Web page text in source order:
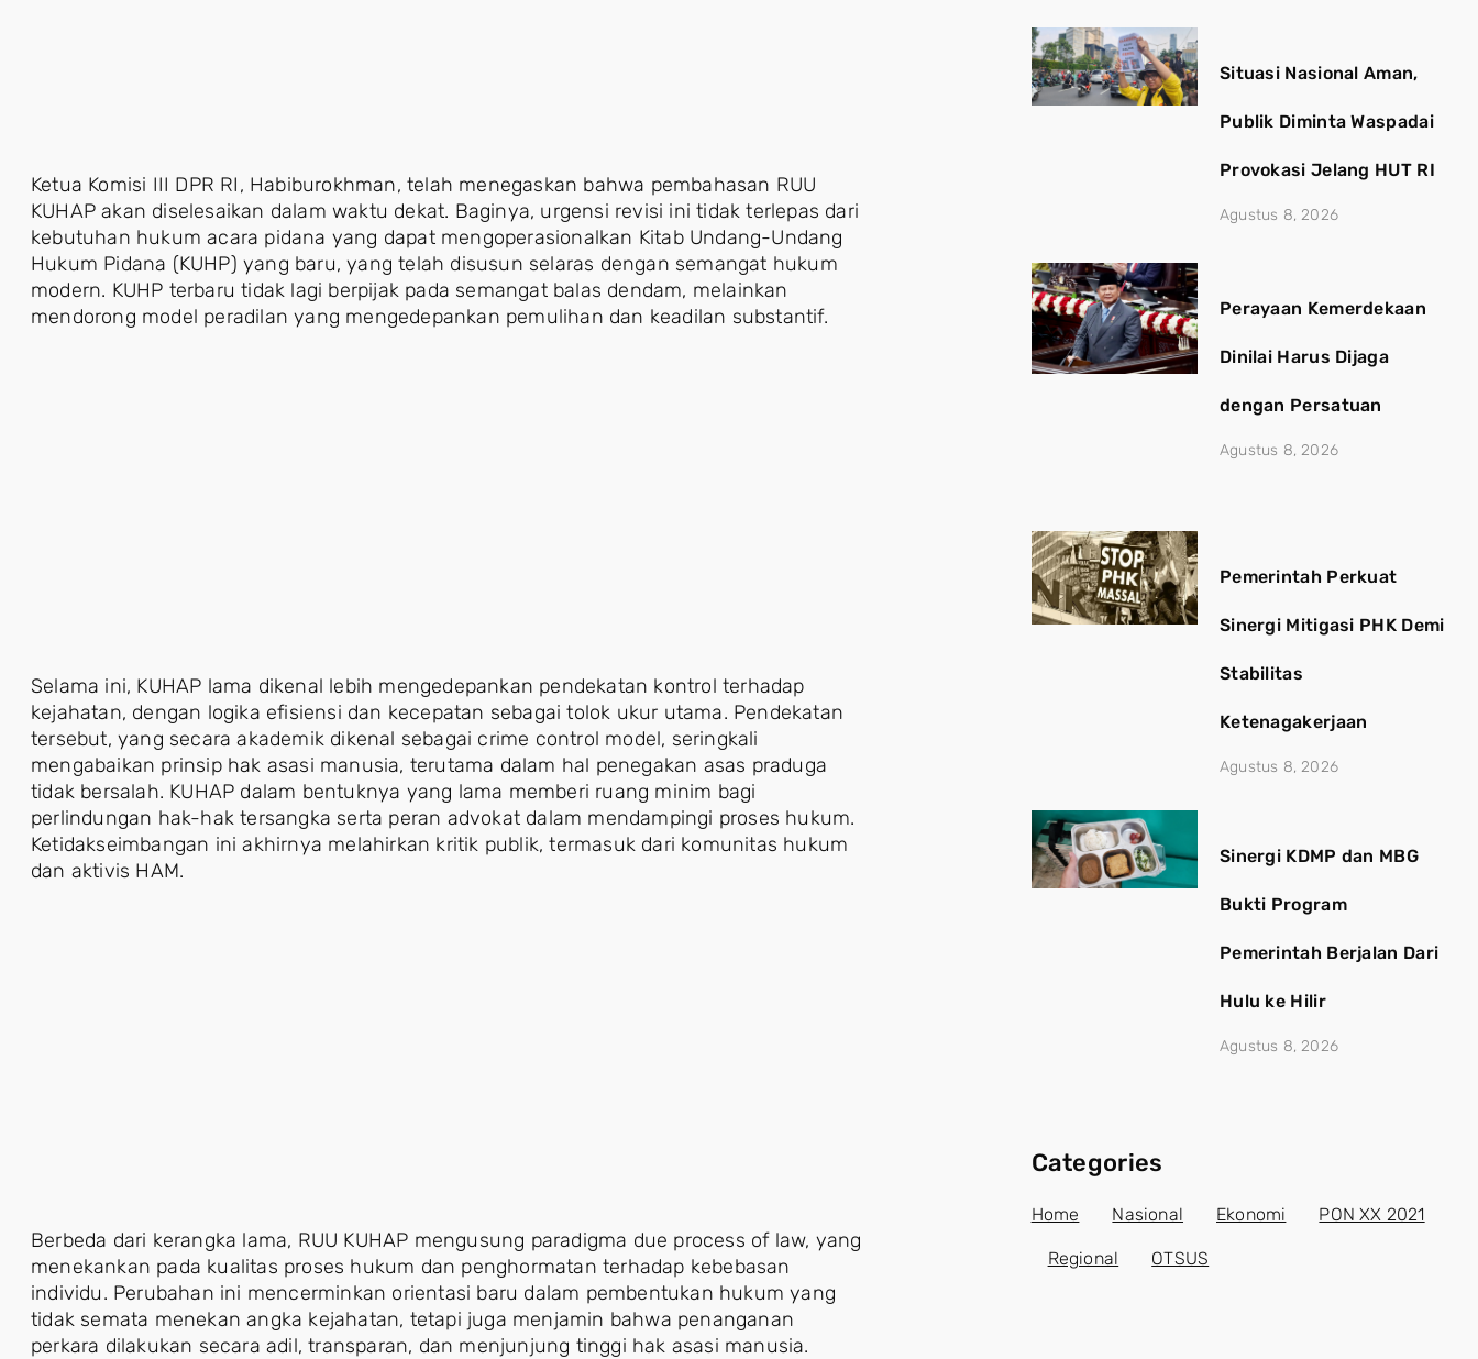
Ketua Komisi III DPR RI, Habiburokhman, telah menegaskan bahwa pembahasan RUU
KUHAP akan diselesaikan dalam waktu dekat. Baginya, urgensi revisi ini tidak terlepas dari
kebutuhan hukum acara pidana yang dapat mengoperasionalkan Kitab Undang-Undang
Hukum Pidana (KUHP) yang baru, yang telah disusun selaras dengan semangat hukum
modern. KUHP terbaru tidak lagi berpijak pada semangat balas dendam, melainkan
mendorong model peradilan yang mengedepankan pemulihan dan keadilan substantif.
Selama ini, KUHAP lama dikenal lebih mengedepankan pendekatan kontrol terhadap
kejahatan, dengan logika efisiensi dan kecepatan sebagai tolok ukur utama. Pendekatan
tersebut, yang secara akademik dikenal sebagai crime control model, seringkali
mengabaikan prinsip hak asasi manusia, terutama dalam hal penegakan asas praduga
tidak bersalah. KUHAP dalam bentuknya yang lama memberi ruang minim bagi
perlindungan hak-hak tersangka serta peran advokat dalam mendampingi proses hukum.
Ketidakseimbangan ini akhirnya melahirkan kritik publik, termasuk dari komunitas hukum
dan aktivis HAM.
Berbeda dari kerangka lama, RUU KUHAP mengusung paradigma due process of law, yang
menekankan pada kualitas proses hukum dan penghormatan terhadap kebebasan
individu. Perubahan ini mencerminkan orientasi baru dalam pembentukan hukum yang
tidak semata menekan angka kejahatan, tetapi juga menjamin bahwa penanganan
perkara dilakukan secara adil, transparan, dan menjunjung tinggi hak asasi manusia.
Situasi Nasional Aman,
Publik Diminta Waspadai
Provokasi Jelang HUT RI
Agustus 8, 2026
Perayaan Kemerdekaan
Dinilai Harus Dijaga
dengan Persatuan
Agustus 8, 2026
Pemerintah Perkuat
Sinergi Mitigasi PHK Demi
Stabilitas
Ketenagakerjaan
Agustus 8, 2026
Sinergi KDMP dan MBG
Bukti Program
Pemerintah Berjalan Dari
Hulu ke Hilir
Agustus 8, 2026
Categories
Home Nasional Ekonomi PON XX 2021
Regional OTSUS